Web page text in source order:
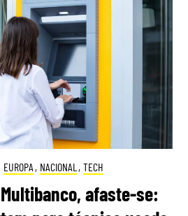
EUROPA , NACIONAL , TECH
afaste-se: